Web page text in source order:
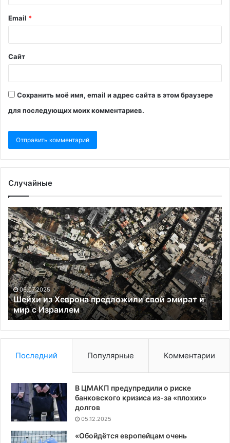
Email *
Сайт
Сохранить моё имя, email и адрес сайта в этом браузере
для последующих моих комментариев.
Случайные
и
Рубио
поздравил
россиян
и
призвал
к
миру
между
Москвой
и
Киевом
12.06.2025
Рубио поздравил россиян и призвал к миру
между Москвой и Киевом
Последний Популярные Комментарии
В ЦМАКП предупредили о риске
банковского кризиса из-за «плохих»
долгов
05.12.2025
«Обойдётся европейцам очень